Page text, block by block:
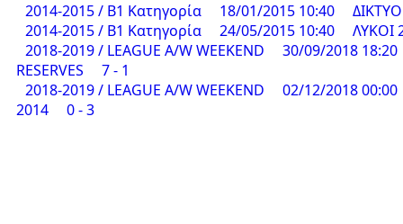
2014-2015 / Β1 Κατηγορία 18/01/2015 10:40
2014-2015 / Β1 Κατηγορία
24/05/2015 10:40
ΛΥΚΟΙ
2018-2019 / LEAGUE A/W WEEKEND
30/09/2018 18:20
RESERVES
7 - 1
2018-2019 / LEAGUE A/W WEEKEND
02/12/2018 00:00
2014
0 - 3